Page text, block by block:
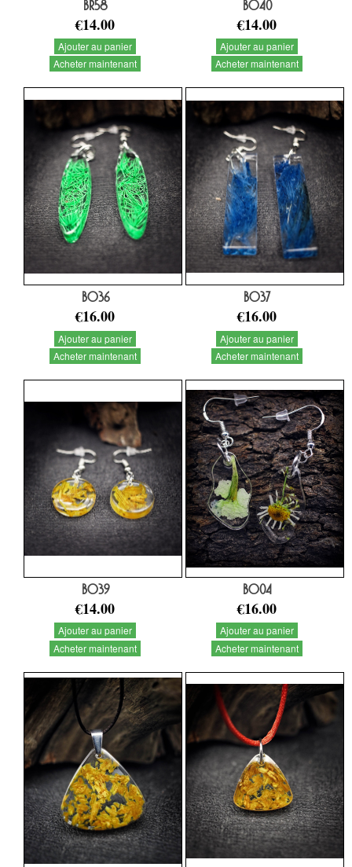
BR58
€14.00
Ajouter au panier
Acheter maintenant
BO40
€14.00
Ajouter au panier
Acheter maintenant
BO36
€16.00
Ajouter au panier
Acheter maintenant
BO37
€16.00
Ajouter au panier
Acheter maintenant
BO39
€14.00
Ajouter au panier
Acheter maintenant
BO04
€16.00
Ajouter au panier
Acheter maintenant